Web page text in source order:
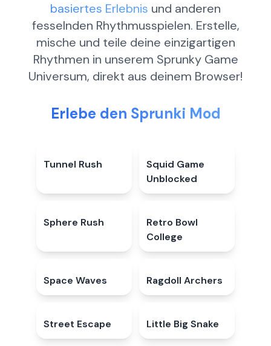
basiertes Erlebnis und anderen
fesselnden Rhythmusspielen. Erstelle,
mische und teile deine einzigartigen
Rhythmen in unserem Sprunky Game
Universum, direkt aus deinem Browser!
Erlebe den Sprunki Mod
4.6
Tunnel Rush 4.8
Squid Game
Unblocked
5.0
Sphere Rush 4.2
Retro Bowl
College
4.9★
Space Waves 4.3★
Ragdoll Archers
5.0★
Street Escape 4.9★
Little Big Snake